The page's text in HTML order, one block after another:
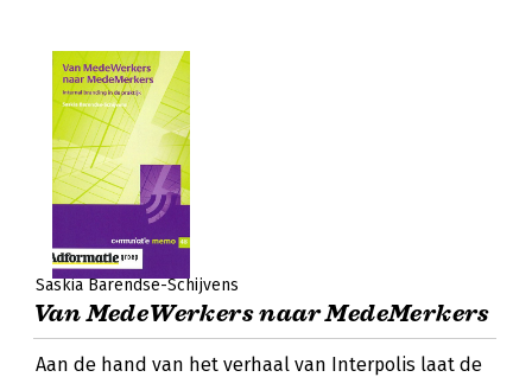
Saskia Barendse-Schijvens
Van MedeWerkers naar MedeMerkers
Aan de hand van het verhaal van Interpolis laat de